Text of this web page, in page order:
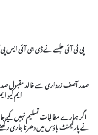
پی ٹی آئی جلسے نے ڈی جی آئی ایس
صدر آصف زرداری سے خالد مقبول صدیقی
ایم کیو
اگر ہمارے مطالبات تسلیم نہیں کیے
نے پارلیمنٹ ہاؤس میں دھرنا جاری